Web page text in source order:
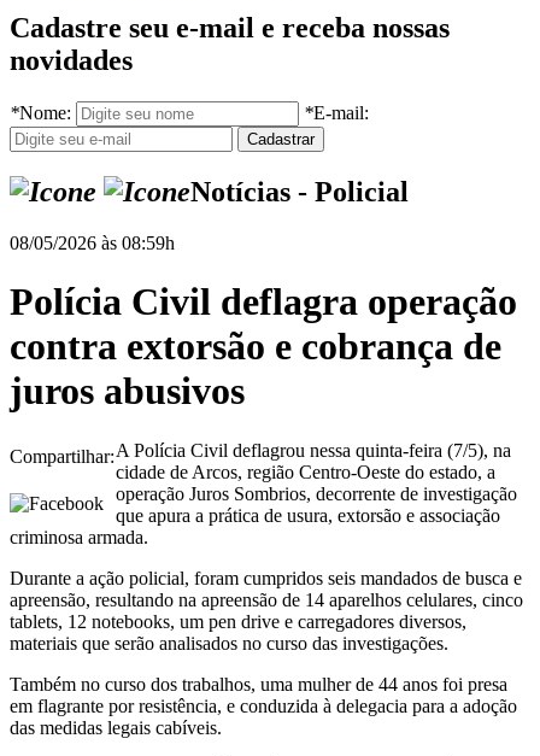
Cadastre seu e-mail e receba nossas
novidades
*Nome: *E-mail:
Notícias - Policial
08/05/2026 às 08:59h
Polícia Civil deflagra operação
contra extorsão e cobrança de
juros abusivos
Compartilhar:A Polícia Civil deflagrou nessa quinta-feira (7/5), na
cidade de Arcos, região Centro-Oeste do estado, a
operação Juros Sombrios, decorrente de investigação
que apura a prática de usura, extorsão e associação
criminosa armada.
Durante a ação policial, foram cumpridos seis mandados de busca e
apreensão, resultando na apreensão de 14 aparelhos celulares, cinco
tablets, 12 notebooks, um pen drive e carregadores diversos,
materiais que serão analisados no curso das investigações.
Também no curso dos trabalhos, uma mulher de 44 anos foi presa
em flagrante por resistência, e conduzida à delegacia para a adoção
das medidas legais cabíveis.